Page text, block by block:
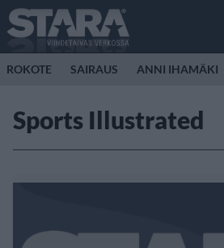
ROKOTE SAIRAUS ANNI IHAMÄKI
Sports Illustrated